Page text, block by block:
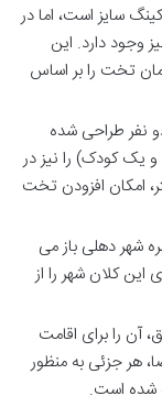
سایز است، اما در
وجود دارد. این
تخت را بر اساس
نفر طراحی شده
و یک کودک) را نیز در
امکان افزودن تخت
شهر دهلی باز می
کلان شهر را از
آن را برای اقامت
هر جزئی به منظور
شده است.